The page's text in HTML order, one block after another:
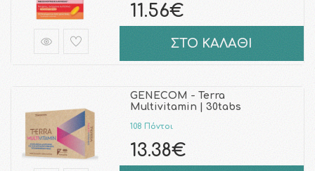
11.56€
ΣΤΟ ΚΑΛΑΘΙ
GENECOM - Terra
Multivitamin | 30tabs
108 Πόντοι
13.38€